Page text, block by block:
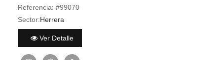
Referencia: #99070
Sector:Herrera
Ver Detalle